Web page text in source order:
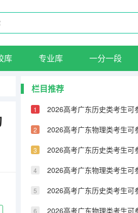
库 专业库 一分一段
栏目推荐